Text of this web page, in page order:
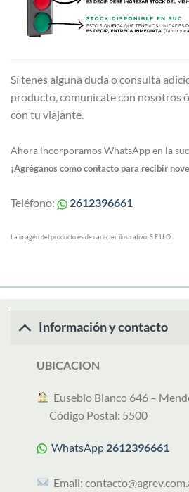
Sí tenes alguna duda o consulta
producto, comunícate con nosotros
con tu viajante.
Ahora incorporamos WhatsApp en la
¡Agréganos como contacto para recibir
Teléfono: 2612396661
La imagén del producto es de caracter ilustrativo. S.E.U.O
Información y contacto
UBICACION
Eusebio Blanco 646 –
Código Postal: 5500
WhatsApp 2612396661
Email: